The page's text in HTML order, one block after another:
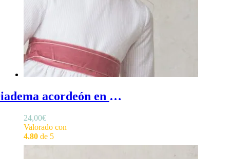
Diadema acordeón en lino - Diadema de ceremonia para niña en lino con efecto acordeón
24,00€
Valorado con
4.80 de 5